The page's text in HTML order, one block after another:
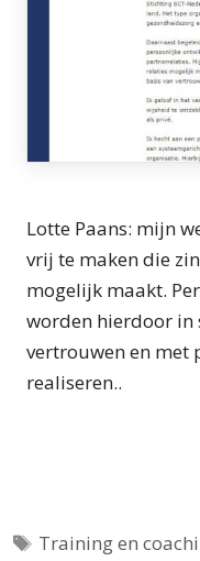
Lotte Paans: mijn
vrij te maken die
mogelijk maakt.
worden hierdoor in
vertrouwen en met
realiseren..
Tags
Training en